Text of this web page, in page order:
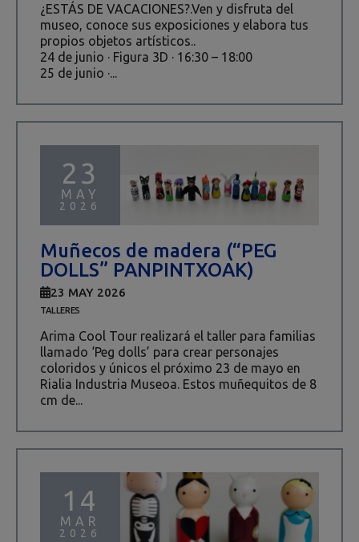
¿ESTÁS DE VACACIONES?.Ven y disfruta del
museo, conoce sus exposiciones y elabora tus
propios objetos artísticos..
24 de junio · Figura 3D · 16:30 – 18:00
25 de junio ·...
23
MAY
2026
Muñecos de madera (“PEG
DOLLS” PANPINTXOAK)
23 MAY 2026
TALLERES
Arima Cool Tour realizará el taller para familias
llamado ‘Peg dolls’ para crear personajes
coloridos y únicos el próximo 23 de mayo en
Rialia Industria Museoa. Estos muñequitos de 8
cm de...
14
MAR
2026